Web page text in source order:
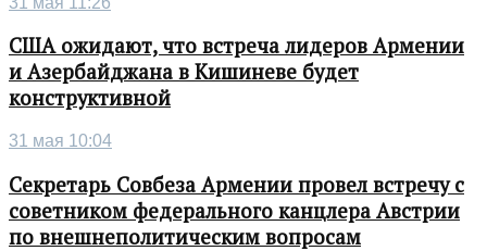
США ожидают, что встреча лидеров Армении
и Азербайджана в Кишиневе будет
конструктивной
31 мая 10:04
Секретарь Совбеза Армении провел встречу с
советником федерального канцлера Австрии
по внешнеполитическим вопросам